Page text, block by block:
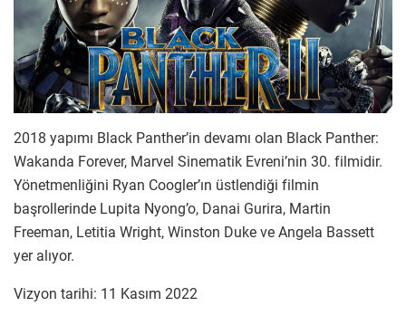
2018 yapımı Black Panther’in devamı olan Black Panther:
Wakanda Forever, Marvel Sinematik Evreni’nin 30. filmidir.
Yönetmenliğini Ryan Coogler’ın üstlendiği filmin
başrollerinde Lupita Nyong’o, Danai Gurira, Martin
Freeman, Letitia Wright, Winston Duke ve Angela Bassett
yer alıyor.
Vizyon tarihi: 11 Kasım 2022